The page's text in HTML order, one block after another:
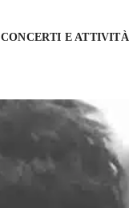
CONCERTI E ATTIVITÀ